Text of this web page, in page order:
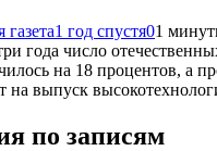
1 год спустя01
года число
на 18 процентов, а
на выпуск
по записям